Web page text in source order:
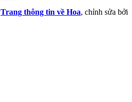
Trang thông tin về Hoa, chỉnh sửa bởi